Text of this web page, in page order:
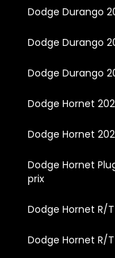
Dodge Durango
Dodge Durango
Dodge Durango
Dodge Hornet
Dodge Hornet
Dodge Hornet
prix
Dodge Hornet R/
Dodge Hornet R/